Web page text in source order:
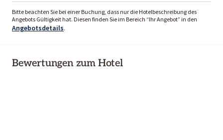
Bitte beachten Sie bei einer Buchung, dass nur die Hotelbeschreibung des
Angebots Gültigkeit hat. Diesen finden Sie im Bereich “Ihr Angebot” in den
Angebotsdetails.
Bewertungen zum Hotel